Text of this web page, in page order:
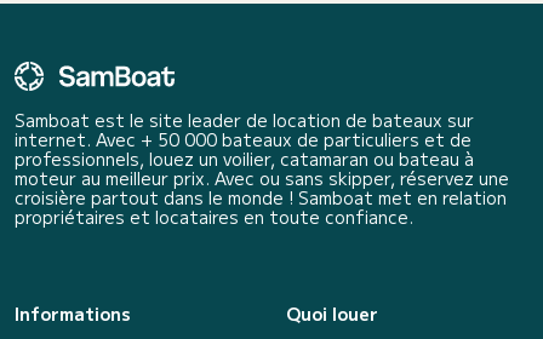
Samboat est le site leader de location de bateaux sur
internet. Avec + 50 000 bateaux de particuliers et de
professionnels, louez un voilier, catamaran ou bateau à
moteur au meilleur prix. Avec ou sans skipper, réservez une
croisière partout dans le monde ! Samboat met en relation
propriétaires et locataires en toute confiance.
Informations
Quoi louer